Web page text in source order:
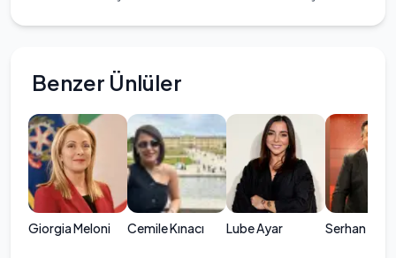
Benzer Ünlüler
Giorgia Meloni Cemile Kınacı Lube Ayar Serhan Türk